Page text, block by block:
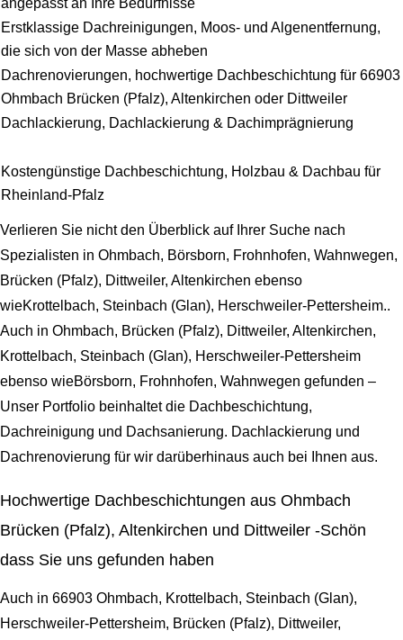
angepasst an Ihre Bedürfnisse
Erstklassige Dachreinigungen, Moos- und Algenentfernung,
die sich von der Masse abheben
Dachrenovierungen, hochwertige Dachbeschichtung für 66903
Ohmbach Brücken (Pfalz), Altenkirchen oder Dittweiler
Dachlackierung, Dachlackierung & Dachimprägnierung
Kostengünstige Dachbeschichtung, Holzbau & Dachbau für
Rheinland-Pfalz
Verlieren Sie nicht den Überblick auf Ihrer Suche nach
Spezialisten in Ohmbach, Börsborn, Frohnhofen, Wahnwegen,
Brücken (Pfalz), Dittweiler, Altenkirchen ebenso
wieKrottelbach, Steinbach (Glan), Herschweiler-Pettersheim..
Auch in Ohmbach, Brücken (Pfalz), Dittweiler, Altenkirchen,
Krottelbach, Steinbach (Glan), Herschweiler-Pettersheim
ebenso wieBörsborn, Frohnhofen, Wahnwegen gefunden –
Unser Portfolio beinhaltet die Dachbeschichtung,
Dachreinigung und Dachsanierung. Dachlackierung und
Dachrenovierung für wir darüberhinaus auch bei Ihnen aus.
Hochwertige Dachbeschichtungen aus Ohmbach
Brücken (Pfalz), Altenkirchen und Dittweiler -Schön
dass Sie uns gefunden haben
Auch in 66903 Ohmbach, Krottelbach, Steinbach (Glan),
Herschweiler-Pettersheim, Brücken (Pfalz), Dittweiler,